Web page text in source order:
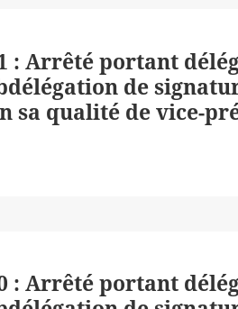
: Arrêté portant
de
sa qualité de vice-
: Arrêté portant